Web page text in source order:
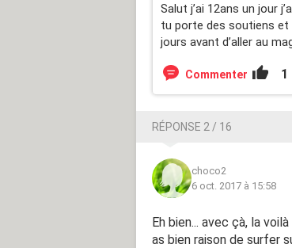
Salut j’ai 12ans un jour
tu porte des soutiens et
jours avant d’aller au
Commenter 1
RÉPONSE 2 / 16
choco2
6 oct. 2017 à 15:58
Eh bien... avec çà, la
as bien raison de surfer